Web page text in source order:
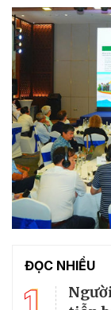
ĐỌC NHIỀU
1